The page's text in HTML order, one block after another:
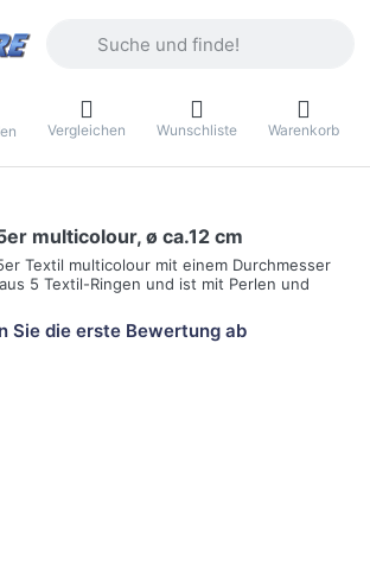
Vergleichen Wunschliste Warenkorb
multicolour, ø ca.12 cm
Textil multicolour mit einem Durchmesser
5 Textil-Ringen und ist mit Perlen und
Sie die erste Bewertung ab